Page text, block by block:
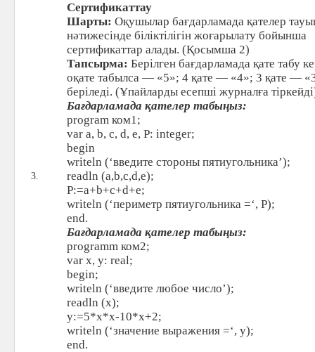
3.
Сертификаттау
Шарты: Оқушылар бағдарламада қателер
нәтижесінде біліктілігін жоғарылату бойынша
сертификаттар алады. (Қосымша 2)
Тапсырма: Берілген бағдарламада қате табу
оқате табылса — «5»; 4 қате — «4»; 3 қате —
беріледі. (Ұпайларды есепші журналға
Бағдарламада қателер табыңыз:
program ком1;
var a, b, c, d, e, P: integer;
begin
writeln (‘введите стороны пятиугольника’);
readln (a,b,c,d,e);
P:=a+b+c+d+e;
writeln (‘периметр пятиугольника =‘, P);
end.
Бағдарламада қателер табыңыз:
programm ком2;
var x, y: real;
begin;
writeln (‘введите любое число’);
readln (х);
y:=5*х*х-10*х+2;
writeln (‘значение выражения =‘, y);
end.